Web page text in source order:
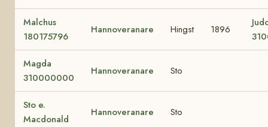
Malchus
180175796
Hannoveranare Hingst 1896
Magda
310000000
Hannoveranare Sto
Sto e.
Macdonald
Hannoveranare Sto